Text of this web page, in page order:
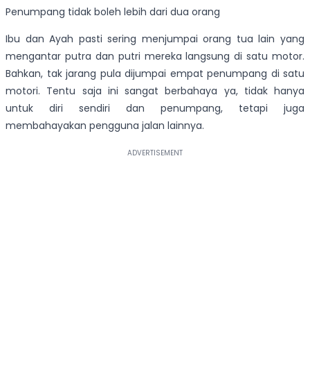
Penumpang tidak boleh lebih dari dua orang
Ibu dan Ayah pasti sering menjumpai orang tua lain yang
mengantar putra dan putri mereka langsung di satu motor.
Bahkan, tak jarang pula dijumpai empat penumpang di satu
motori. Tentu saja ini sangat berbahaya ya, tidak hanya
untuk diri sendiri dan penumpang, tetapi juga
membahayakan pengguna jalan lainnya.